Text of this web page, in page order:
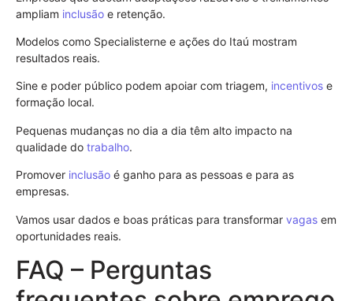
ampliam inclusão e retenção.
Modelos como Specialisterne e ações do Itaú mostram
resultados reais.
Sine e poder público podem apoiar com triagem, incentivos e
formação local.
Pequenas mudanças no dia a dia têm alto impacto na
qualidade do trabalho.
Promover inclusão é ganho para as pessoas e para as
empresas.
Vamos usar dados e boas práticas para transformar vagas em
oportunidades reais.
FAQ – Perguntas